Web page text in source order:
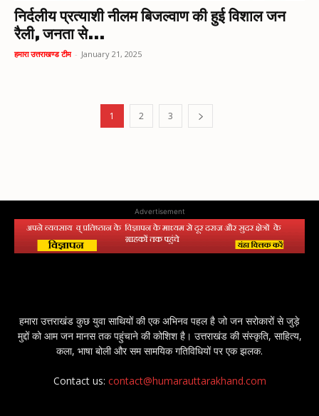
निर्दलीय प्रत्याशी नीलम बिजल्वाण की हुई विशाल जन
रैली, जनता से...
हमारा उत्तराखण्ड टीम - January 21, 2025
1 2 3
Advertisement
हमारा उत्तराखंड कुछ युवा साथियों की एक अभिनव पहल है जो जन सरोकारों से जुड़े
मुद्दों को आम जन मानस तक पहुंचाने की कोशिश है। उत्तराखंड की संस्कृति, साहित्य,
कला, भाषा बोली और सम सामयिक गतिविधियों पर एक झलक.
Contact us: contact@humarauttarakhand.com